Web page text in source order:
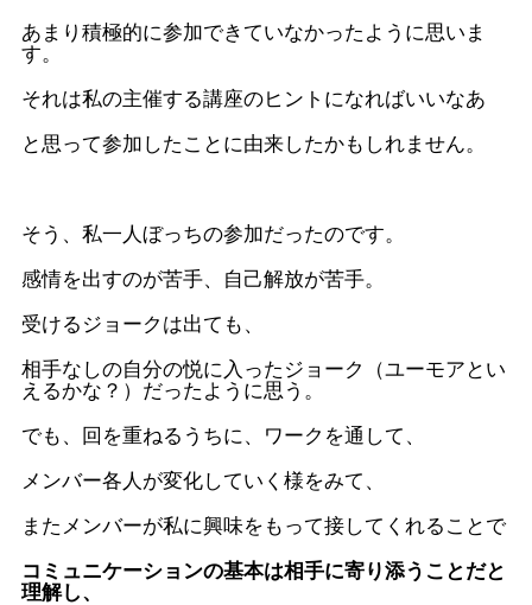
あまり積極的に参加できていなかったように思いま
す。
それは私の主催する講座のヒントになればいいなあ
と思って参加したことに由来したかもしれません。
そう、私一人ぼっちの参加だったのです。
感情を出すのが苦手、自己解放が苦手。
受けるジョークは出ても、
相手なしの自分の悦に入ったジョーク（ユーモアとい
えるかな？）だったように思う。
でも、回を重ねるうちに、ワークを通して、
メンバー各人が変化していく様をみて、
またメンバーが私に興味をもって接してくれることで
コミュニケーションの基本は相手に寄り添うことだと
理解し、